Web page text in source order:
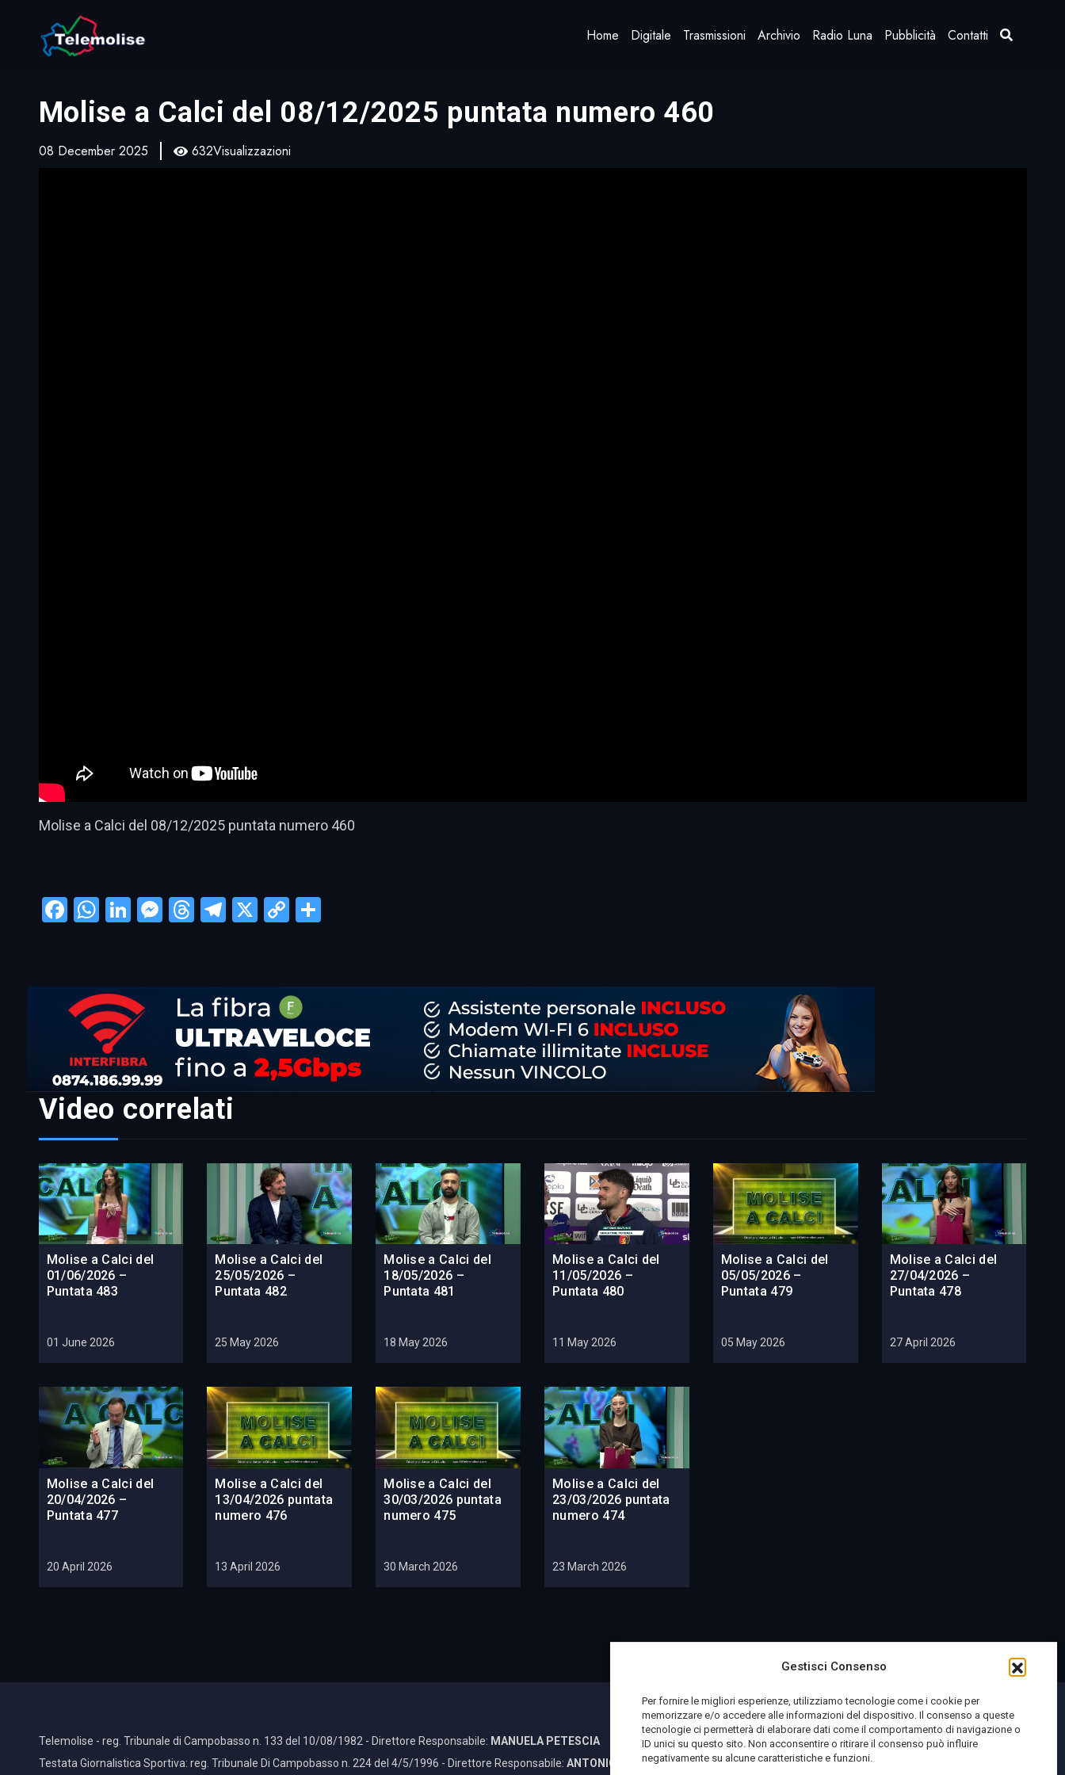
Gestisci Consenso
Per fornire le migliori esperienze, utilizziamo tecnologie come i cookie per
memorizzare e/o accedere alle informazioni del dispositivo. Il consenso a queste
tecnologie ci permetterà di elaborare dati come il comportamento di navigazione o
ID unici su questo sito. Non acconsentire o ritirare il consenso può influire
negativamente su alcune caratteristiche e funzioni.
Home Digitale Trasmissioni Archivio Radio Luna Pubblicità Contatti
Molise a Calci del 08/12/2025 puntata numero 460
08 December 2025 632Visualizzazioni
Molise a Calci del 08/12/2025 puntata numero 460
Facebook
WhatsApp
LinkedIn
Messenger
Threads
Telegram
X CopyCondividi
Video correlati
Molise a Calci del
01/06/2026 –
Puntata 483
01 June 2026
Molise a Calci del
25/05/2026 –
Puntata 482
25 May 2026
Molise a Calci del
18/05/2026 –
Puntata 481
18 May 2026
Molise a Calci del
11/05/2026 –
Puntata 480
11 May 2026
Molise a Calci del
05/05/2026 –
Puntata 479
05 May 2026
Molise a Calci del
27/04/2026 –
Puntata 478
27 April 2026
Molise a Calci del
20/04/2026 –
Puntata 477
20 April 2026
Molise a Calci del
13/04/2026 puntata
numero 476
13 April 2026
Molise a Calci del
30/03/2026 puntata
numero 475
30 March 2026
Molise a Calci del
23/03/2026 puntata
numero 474
23 March 2026
Telemolise - reg. Tribunale di Campobasso n. 133 del 10/08/1982 - Direttore Responsabile: MANUELA PETESCIA
Testata Giornalistica Sportiva: reg. Tribunale Di Campobasso n. 224 del 4/5/1996 - Direttore Responsabile: ANTONIO DI LALLO